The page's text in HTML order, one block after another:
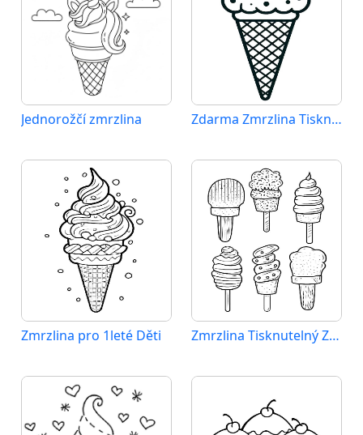
Jednorožčí zmrzlina Zdarma Zmrzlina Tisknutelný
Zmrzlina pro 1leté Děti Zmrzlina Tisknutelný Zdarma